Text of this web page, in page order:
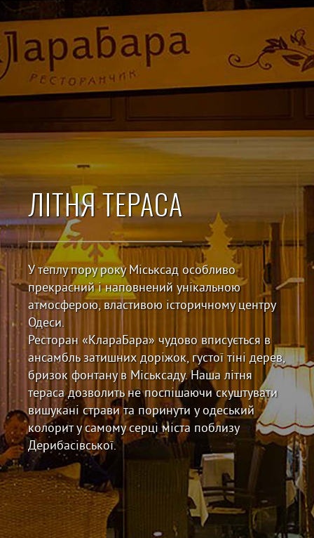
ЛІТНЯ ТЕРАСА
У теплу пору року Міськсад особливо
прекрасний і наповнений унікальною
атмосферою, властивою історичному центру
Одеси.
Ресторан «КлараБара» чудово вписується в
ансамбль затишних доріжок, густої тіні дерев,
бризок фонтану в Міськсаду. Наша літня
тераса дозволить не поспішаючи скуштувати
вишукані страви та поринути у одеський
колорит у самому серці міста поблизу
Дерибасівської.